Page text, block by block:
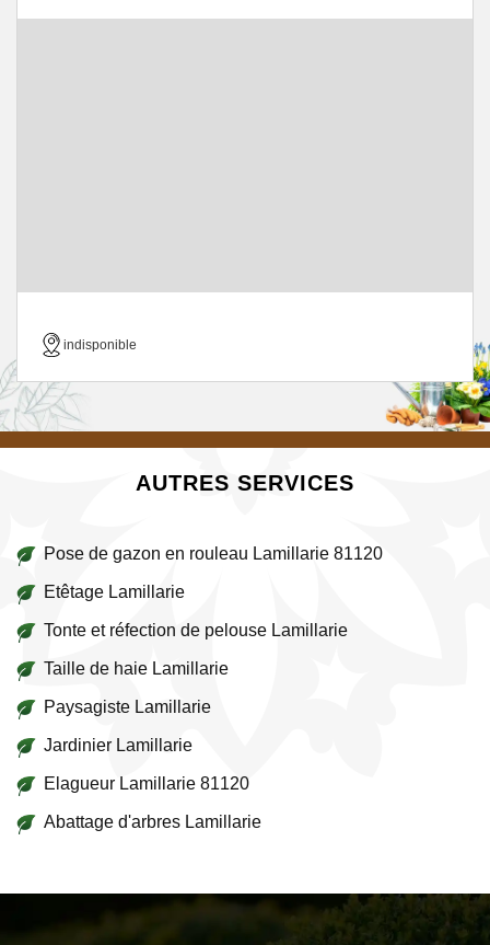
indisponible
AUTRES SERVICES
Pose de gazon en rouleau Lamillarie 81120
Etêtage Lamillarie
Tonte et réfection de pelouse Lamillarie
Taille de haie Lamillarie
Paysagiste Lamillarie
Jardinier Lamillarie
Elagueur Lamillarie 81120
Abattage d'arbres Lamillarie